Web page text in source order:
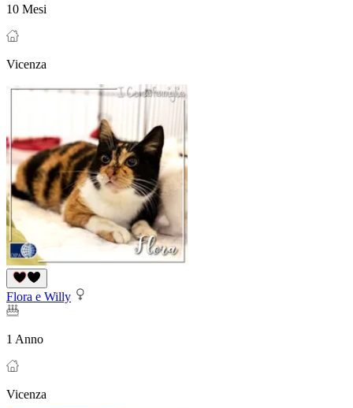
10 Mesi
Vicenza
Flora e Willy
1 Anno
Vicenza